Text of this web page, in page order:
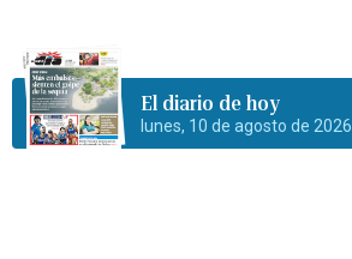
El diario de hoy
lunes, 10 de agosto de 2026